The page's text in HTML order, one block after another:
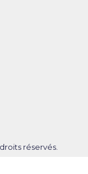
réservés.